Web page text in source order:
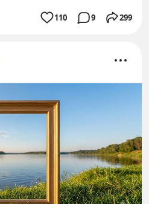
110 9 299